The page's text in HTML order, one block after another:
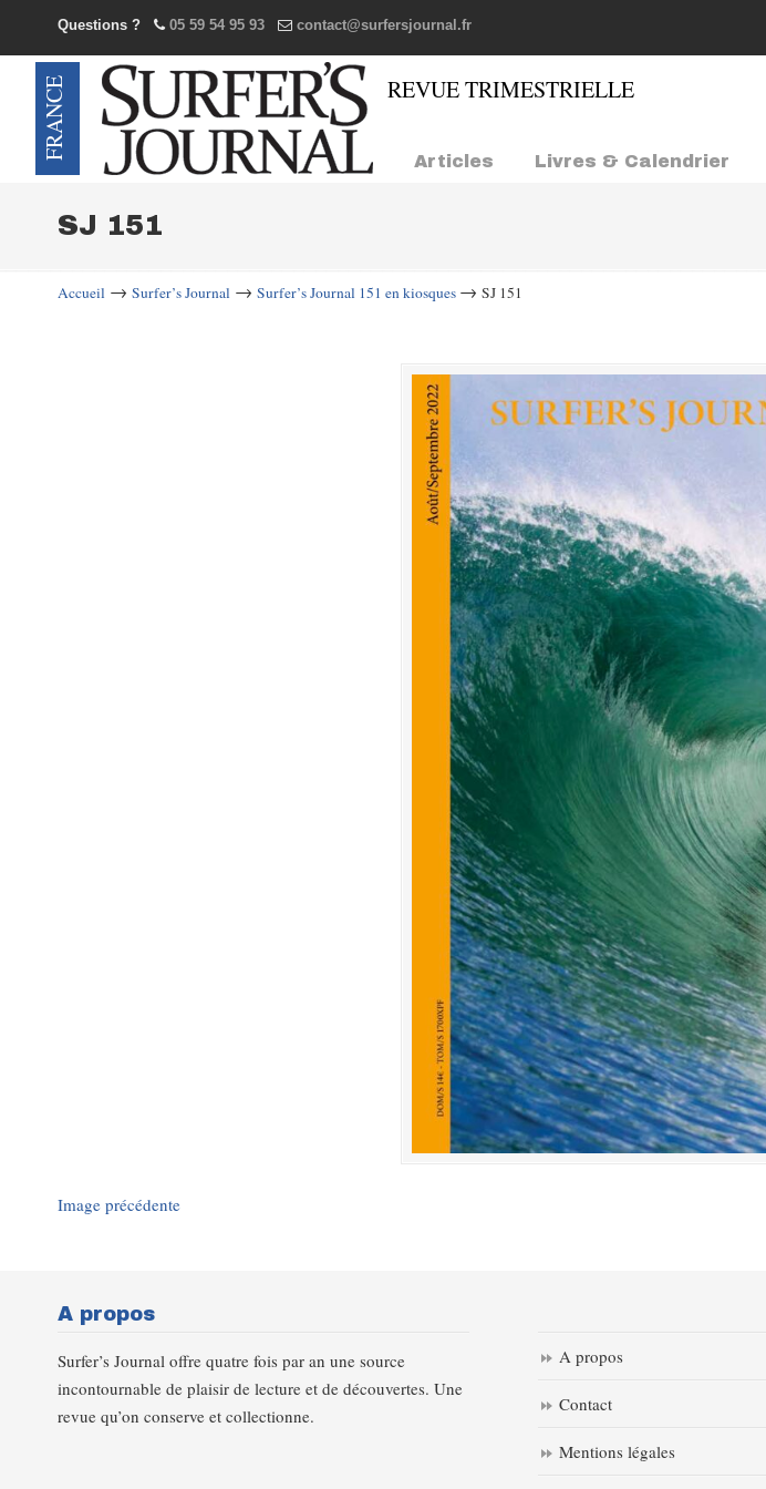
Questions ? 05 59 54 95 93 contact@surfersjournal.fr
Articles Livres & Calendrier
Navigation
SJ 151
Accueil → Surfer’s Journal → Surfer’s Journal 151 en kiosques → SJ 151
Image précédente
A propos
Surfer’s Journal offre quatre fois par an une source
incontournable de plaisir de lecture et de découvertes. Une
revue qu’on conserve et collectionne.
A propos
Contact
Mentions légales